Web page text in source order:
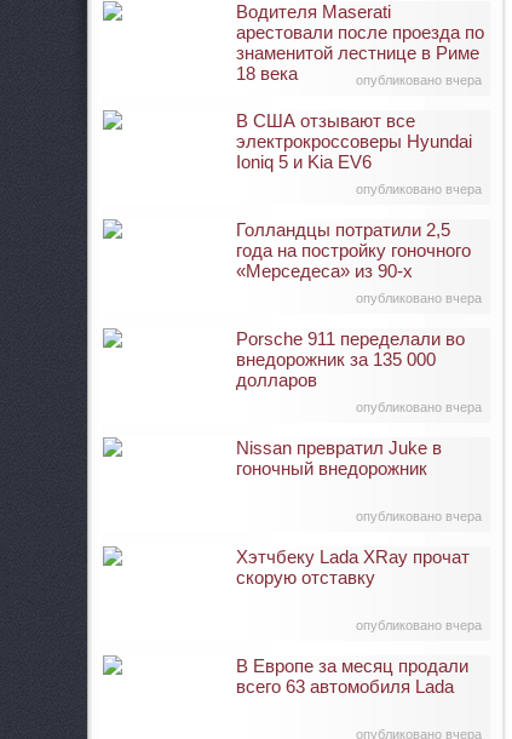
опубликовано вчера
Водителя Maserati
арестовали после проезда по
знаменитой лестнице в Риме
18 века
опубликовано вчера
В США отзывают все
электрокроссоверы Hyundai
Ioniq 5 и Kia EV6
опубликовано вчера
Голландцы потратили 2,5
года на постройку гоночного
«Мерседеса» из 90-х
опубликовано вчера
Porsche 911 переделали во
внедорожник за 135 000
долларов
опубликовано вчера
Nissan превратил Juke в
гоночный внедорожник
опубликовано вчера
Хэтчбеку Lada XRay прочат
скорую отставку
опубликовано вчера
В Европе за месяц продали
всего 63 автомобиля Lada